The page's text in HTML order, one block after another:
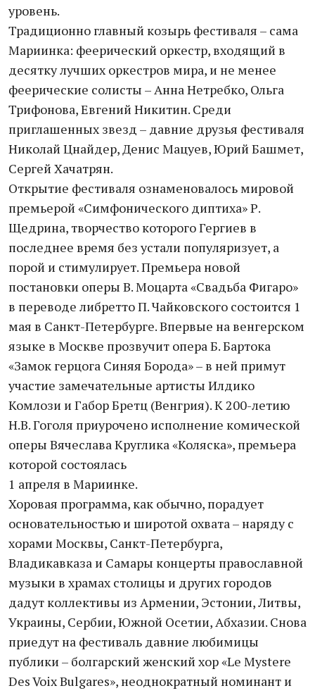
уровень.
Традиционно главный козырь фестиваля – сама
Мариинка: феерический оркестр, входящий в
десятку лучших оркестров мира, и не менее
феерические солисты – Анна Нетребко, Ольга
Трифонова, Евгений Никитин. Среди
приглашенных звезд – давние друзья фестиваля
Николай Цнайдер, Денис Мацуев, Юрий Башмет,
Сергей Хачатрян.
Открытие фестиваля ознаменовалось мировой
премьерой «Симфонического диптиха» Р.
Щедрина, творчество которого Гергиев в
последнее время без устали популяризует, а
порой и стимулирует. Премьера новой
постановки оперы В. Моцарта «Свадьба Фигаро»
в переводе либретто П. Чайковского состоится 1
мая в Санкт-Петербурге. Впервые на венгерском
языке в Москве прозвучит опера Б. Бартока
«Замок герцога Синяя Борода» – в ней примут
участие замечательные артисты Илдико
Комлози и Габор Бретц (Венгрия). К 200-летию
Н.В. Гоголя приурочено исполнение комической
оперы Вячеслава Круглика «Коляска», премьера
которой состоялась
1 апреля в Мариинке.
Хоровая программа, как обычно, порадует
основательностью и широтой охвата – наряду с
хорами Москвы, Санкт-Петербурга,
Владикавказа и Самары концерты православной
музыки в храмах столицы и других городов
дадут коллективы из Армении, Эстонии, Литвы,
Украины, Сербии, Южной Осетии, Абхазии. Снова
приедут на фестиваль давние любимицы
публики – болгарский женский хор «Le Mystere
Des Voix Bulgares», неоднократный номинант и